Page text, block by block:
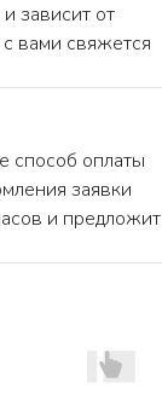
зависит от
вами свяжется
способ оплаты
заявки
и предложит